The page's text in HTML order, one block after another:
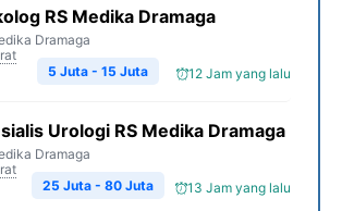
RS Medika Dramaga
Dramaga
12 Jam yang lalu
5 Juta - 15 Juta
Urologi RS Medika Dramaga
Dramaga
13 Jam yang lalu
25 Juta - 80 Juta